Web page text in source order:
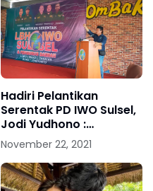
Hadiri Pelantikan
Serentak PD IWO Sulsel,
Jodi Yudhono :
Siapapun Yang
Menjajah Pikiran Kita
Harus Dilawan
November 22, 2021